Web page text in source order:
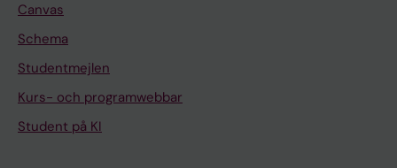
Canvas
Schema
Studentmejlen
Kurs- och programwebbar
Student på KI